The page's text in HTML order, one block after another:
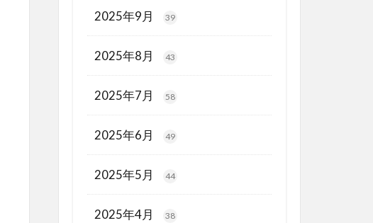
2025年9月 39
2025年8月 43
2025年7月 58
2025年6月 49
2025年5月 44
2025年4月 38